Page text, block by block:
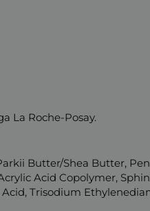
La Roche-Posay.
Butter/Shea Butter,
Acid Copolymer,
Trisodium